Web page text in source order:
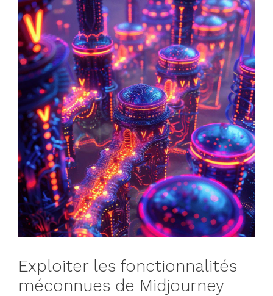
Exploiter les fonctionnalités
méconnues de Midjourney